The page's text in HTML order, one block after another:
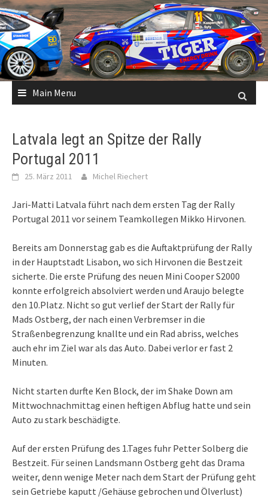
Skip
to
content
Main Menu
Latvala legt an Spitze der Rally
Portugal 2011
25. März 2011 Michel Riechert
Jari-Matti Latvala führt nach dem ersten Tag der Rally
Portugal 2011 vor seinem Teamkollegen Mikko Hirvonen.
Bereits am Donnerstag gab es die Auftaktprüfung der Rally
in der Hauptstadt Lisabon, wo sich Hirvonen die Bestzeit
sicherte. Die erste Prüfung des neuen Mini Cooper S2000
konnte erfolgreich absolviert werden und Araujo belegte
den 10.Platz. Nicht so gut verlief der Start der Rally für
Mads Ostberg, der nach einen Verbremser in die
Straßenbegrenzung knallte und ein Rad abriss, welches
auch ehr im Ziel war als das Auto. Dabei verlor er fast 2
Minuten.
Nicht starten durfte Ken Block, der im Shake Down am
Mittwochnachmittag einen heftigen Abflug hatte und sein
Auto zu stark beschädigte.
Auf der ersten Prüfung des 1.Tages fuhr Petter Solberg die
Bestzeit. Für seinen Landsmann Ostberg geht das Drama
weiter, denn wenige Meter nach dem Start der Prüfung geht
sein Getriebe kaputt /Gehäuse gebrochen und Ölverlust)